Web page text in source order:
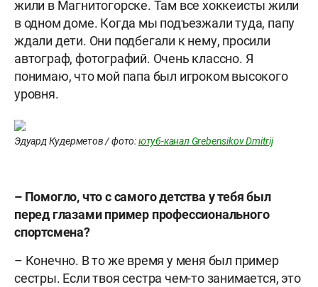
жили в Магнитогорске. Там все хоккеисты жили
в одном доме. Когда мы подъезжали туда, папу
ждали дети. Они подбегали к нему, просили
автограф, фотографий. Очень классно. Я
понимаю, что мой папа был игроком высокого
уровня.
Эдуард Кудерметов / фото:ютуб-канал Grebensikov Dmitrij
– Помогло, что с самого детства у тебя был
перед глазами пример профессионального
спортсмена?
– Конечно. В то же время у меня был пример
сестры. Если твоя сестра чем-то занимается, это